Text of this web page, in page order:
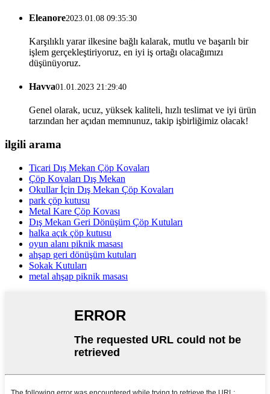
Eleanore2023.01.08 09:35:30
Karşılıklı yarar ilkesine bağlı kalarak, mutlu ve başarılı bir
işlem gerçekleştiriyoruz, en iyi iş ortağı olacağımızı
düşünüyoruz.
Havva01.01.2023 21:29:40
Genel olarak, ucuz, yüksek kaliteli, hızlı teslimat ve iyi ürün
tarzından her açıdan memnunuz, takip işbirliğimiz olacak!
ilgili arama
Ticari Dış Mekan Çöp Kovaları
Çöp Kovaları Dış Mekan
Okullar İçin Dış Mekan Çöp Kovaları
park çöp kutusu
Metal Kare Çöp Kovası
Dış Mekan Geri Dönüşüm Çöp Kutuları
halka açık çöp kutusu
oyun alanı piknik masası
ahşap geri dönüşüm kutuları
Sokak Kutuları
metal ahşap piknik masası